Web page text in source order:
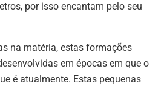
por isso encantam pelo seu
na matéria, estas formações
em épocas em que o
é atualmente. Estas pequenas